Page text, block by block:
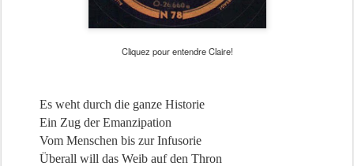
Cliquez pour entendre Claire!
Es weht durch die ganze Historie
Ein Zug der Emanzipation
Vom Menschen bis zur Infusorie
Überall will das Weib auf den Thron